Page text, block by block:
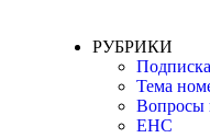
РУБРИКИ
Подписка
Тема
Вопросы
ЕНС